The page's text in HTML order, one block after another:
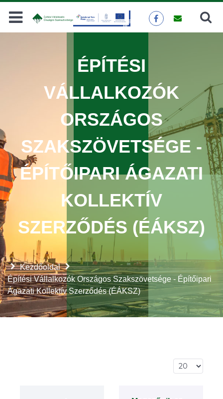
Keresés
Kezdőoldal
Építési Vállalkozók Országos Szakszövetsége - Építőipari
Ágazati Kollektív Szerződés (ÉÁKSZ)
ÉPÍTÉSI
VÁLLALKOZÓK
ORSZÁGOS
SZAKSZÖVETSÉGE -
ÉPÍTŐIPARI ÁGAZATI
KOLLEKTÍV
SZERZŐDÉS (ÉÁKSZ)
Tételek #